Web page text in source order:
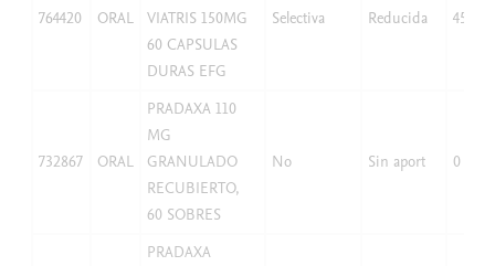
764420 ORAL
VIATRIS 150MG
60 CAPSULAS
DURAS EFG
Selectiva Reducida 45,08
732867 ORAL
PRADAXA 110
MG
GRANULADO
RECUBIERTO,
60 SOBRES
No Sin aport 0
PRADAXA